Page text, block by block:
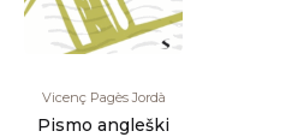
Vicenç Pagès Jordà
Pismo angleški